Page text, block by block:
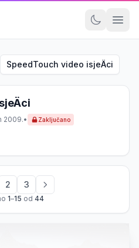
SpeedTouch video isjeÄci
2009.• Zaključano
1–15 od 44
2 3